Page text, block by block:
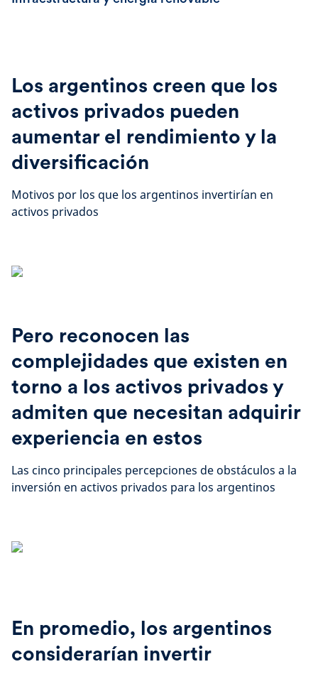
Los argentinos creen que los
activos privados pueden
aumentar el rendimiento y la
diversificación
Motivos por los que los argentinos invertirían en
activos privados
Pero reconocen las
complejidades que existen en
torno a los activos privados y
admiten que necesitan adquirir
experiencia en estos
Las cinco principales percepciones de obstáculos a la
inversión en activos privados para los argentinos
En promedio, los argentinos
considerarían invertir